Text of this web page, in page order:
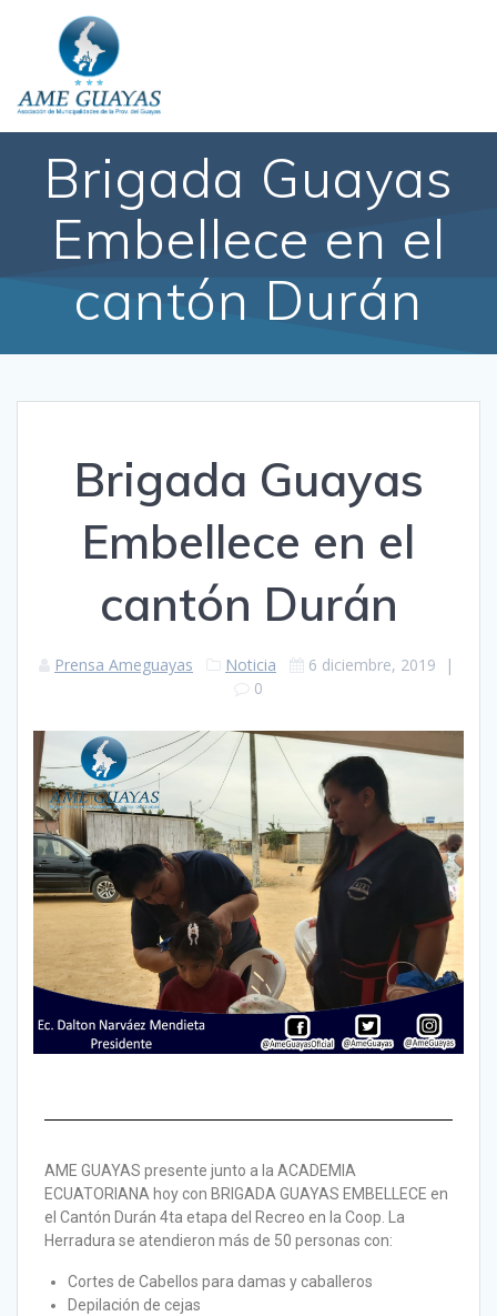
Brigada Guayas
Embellece en el
cantón Durán
Brigada Guayas
Embellece en el
cantón Durán
Prensa Ameguayas Noticia 6 diciembre, 2019 |
0
AME GUAYAS presente junto a la ACADEMIA
ECUATORIANA hoy con BRIGADA GUAYAS EMBELLECE en
el Cantón Durán 4ta etapa del Recreo en la Coop. La
Herradura se atendieron más de 50 personas con:
Cortes de Cabellos para damas y caballeros
Depilación de cejas